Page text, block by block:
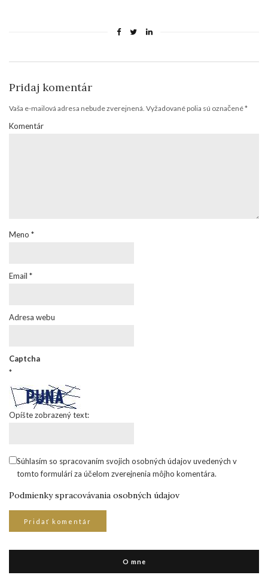
Pridaj komentár
Vaša e-mailová adresa nebude zverejnená. Vyžadované polia sú označené*
Komentár
Meno *
Email *
Adresa webu
Captcha
*
Opíšte zobrazený text:
Súhlasím so spracovaním svojich osobných údajov uvedených v
tomto formulári za účelom zverejnenia môjho komentára.
Podmienky spracovávania osobných údajov
O mne